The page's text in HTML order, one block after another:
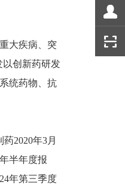
大疾病、突
以创新药研发
统药物、抗
2020年3月
半年度报
年第三季度